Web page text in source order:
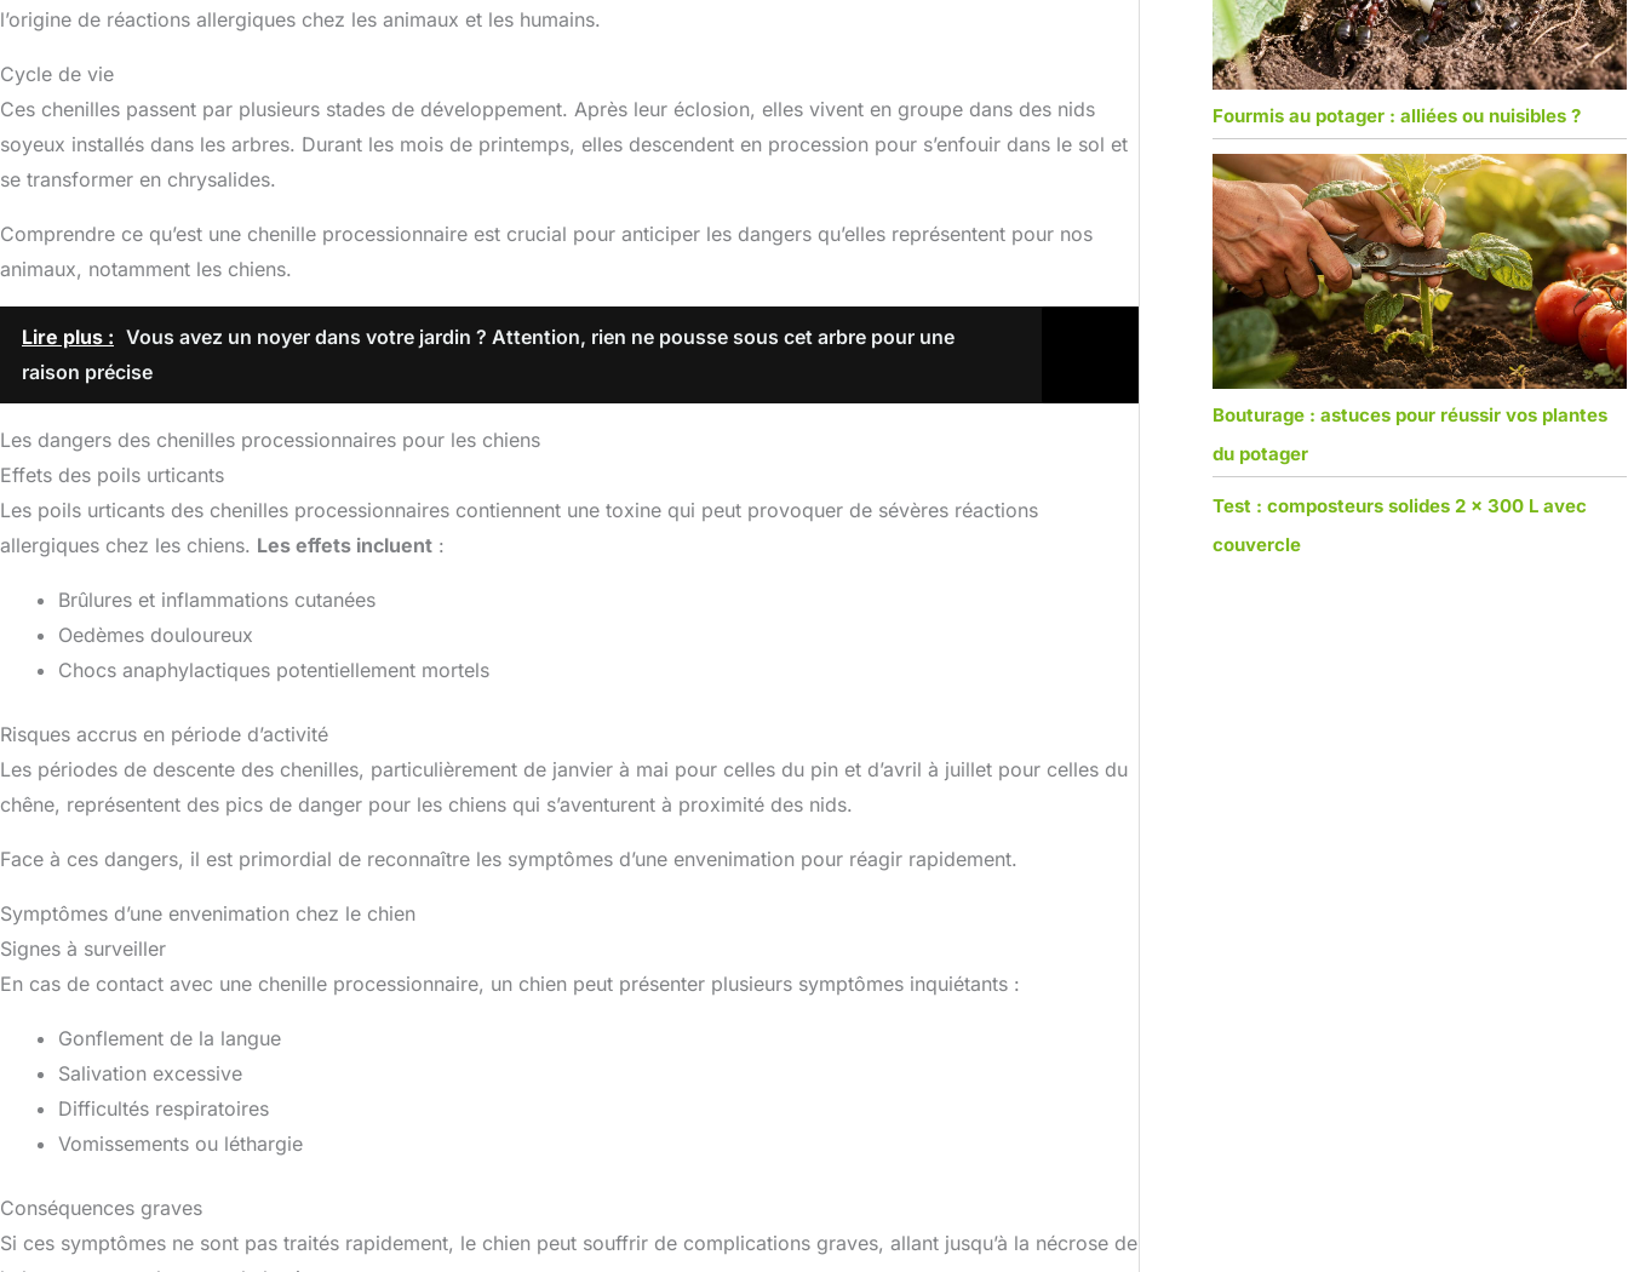
l’origine de réactions allergiques chez les animaux et les humains.
Cycle de vie
Ces chenilles passent par plusieurs stades de développement. Après leur éclosion, elles vivent en groupe dans des nids
soyeux installés dans les arbres. Durant les mois de printemps, elles descendent en procession pour s’enfouir dans le sol et
se transformer en chrysalides.
Comprendre ce qu’est une chenille processionnaire est crucial pour anticiper les dangers qu’elles représentent pour nos
animaux, notamment les chiens.
Lire plus : Vous avez un noyer dans votre jardin ? Attention, rien ne pousse sous cet arbre pour une
raison précise
Les dangers des chenilles processionnaires pour les chiens
Effets des poils urticants
Les poils urticants des chenilles processionnaires contiennent une toxine qui peut provoquer de sévères réactions
allergiques chez les chiens. Les effets incluent :
Brûlures et inflammations cutanées
Oedèmes douloureux
Chocs anaphylactiques potentiellement mortels
Risques accrus en période d’activité
Les périodes de descente des chenilles, particulièrement de janvier à mai pour celles du pin et d’avril à juillet pour celles du
chêne, représentent des pics de danger pour les chiens qui s’aventurent à proximité des nids.
Face à ces dangers, il est primordial de reconnaître les symptômes d’une envenimation pour réagir rapidement.
Symptômes d’une envenimation chez le chien
Signes à surveiller
En cas de contact avec une chenille processionnaire, un chien peut présenter plusieurs symptômes inquiétants :
Gonflement de la langue
Salivation excessive
Difficultés respiratoires
Vomissements ou léthargie
Conséquences graves
Si ces symptômes ne sont pas traités rapidement, le chien peut souffrir de complications graves, allant jusqu’à la nécrose de
Fourmis au potager : alliées ou nuisibles ?
Bouturage : astuces pour réussir vos plantes
du potager
Test : composteurs solides 2 x 300 L avec
couvercle